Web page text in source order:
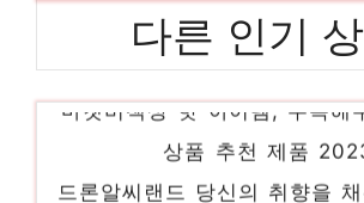
다른 인기
마켓비책상 핫 아이템, 주목해
상품 추천 제품
드론알씨랜드 당신의 취향을